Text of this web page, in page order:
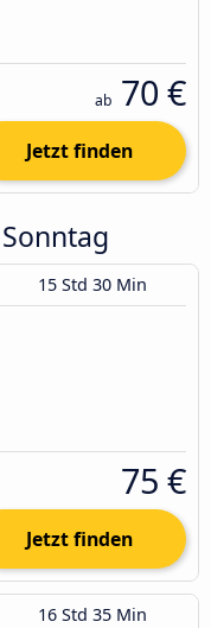
ab 70 €
Jetzt finden
15 Std 30 Min
75 €
Jetzt finden
16 Std 35 Min